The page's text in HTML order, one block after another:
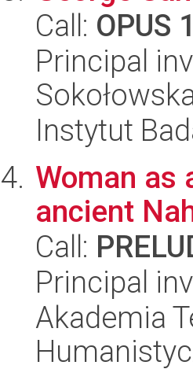
Call: OPUS 1
Principal
Instytut
Woman as
ancient
Call:
Principal
Akademia